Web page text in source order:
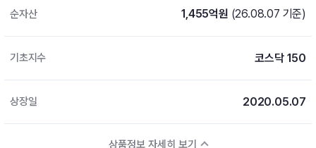
순자산 1,455억원 (26.08.07 기준)
기초지수 코스닥 150
상장일 2020.05.07
상품정보 자세히 보기
FAQ